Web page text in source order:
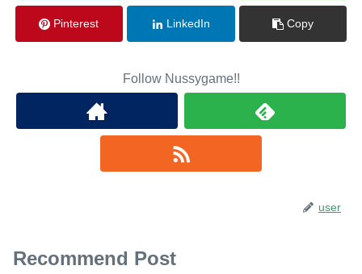
Pinterest LinkedIn Copy
Follow Nussygame!!
user
Recommend Post